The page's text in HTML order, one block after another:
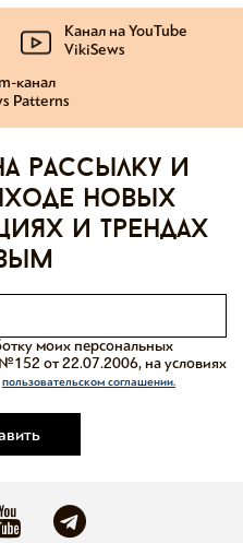
Канал на YouTube
VikiSews
канал
Patterns
рассылку и
новых
и трендах
моих персональных
от 22.07.2006, на условиях
пользовательском соглашении.